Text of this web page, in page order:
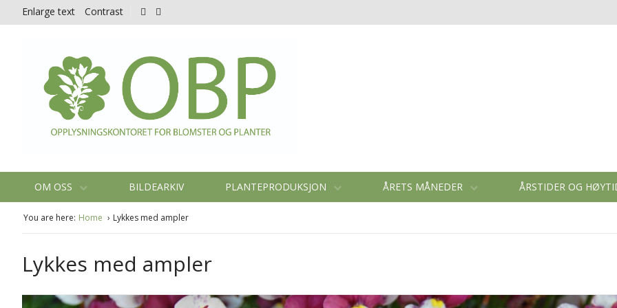
Enlarge text Contrast
OM OSS BILDEARKIV PLANTEPRODUKSJON ÅRETS MÅNEDER ÅRSTIDER OG
You are here: Home Lykkes med ampler
Lykkes med ampler